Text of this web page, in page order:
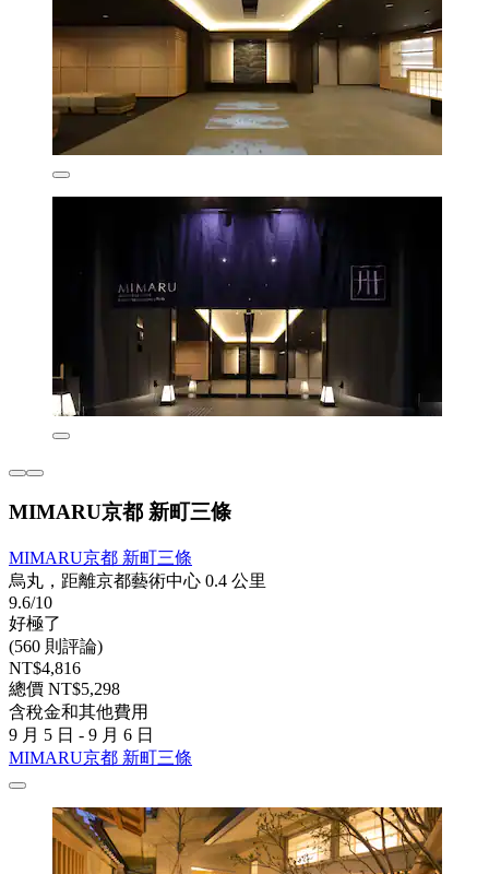
MIMARU京都 新町三條
MIMARU京都 新町三條
烏丸，距離京都藝術中心 0.4 公里
9.6/10
好極了
(560 則評論)
NT$4,816
總價 NT$5,298
含稅金和其他費用
9 月 5 日 - 9 月 6 日
MIMARU京都 新町三條